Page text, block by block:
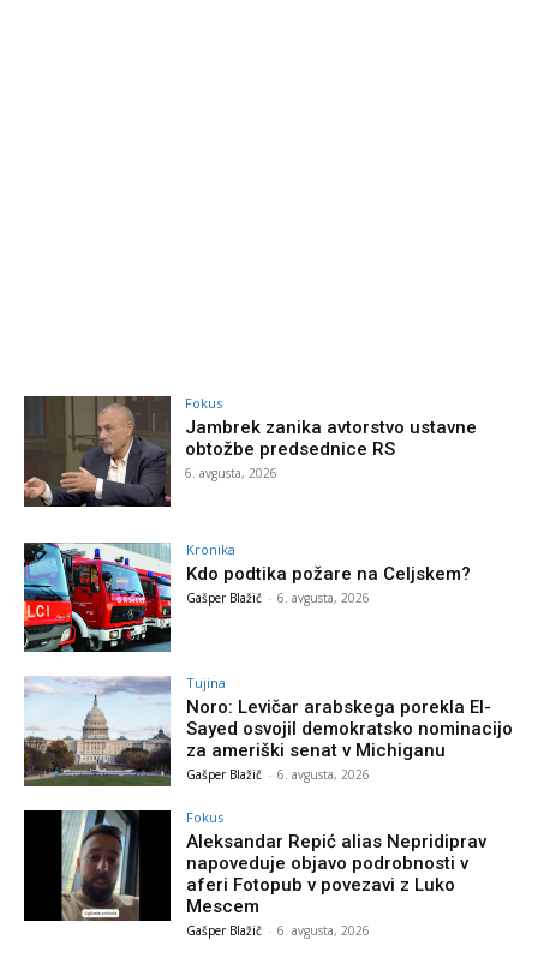
Fokus
Jambrek zanika avtorstvo ustavne
obtožbe predsednice RS
6. avgusta, 2026
Kronika
Kdo podtika požare na Celjskem?
Gašper Blažič - 6. avgusta, 2026
Tujina
Noro: Levičar arabskega porekla El-
Sayed osvojil demokratsko nominacijo
za ameriški senat v Michiganu
Gašper Blažič - 6. avgusta, 2026
Fokus
Aleksandar Repić alias Nepridiprav
napoveduje objavo podrobnosti v
aferi Fotopub v povezavi z Luko
Mescem
Gašper Blažič - 6. avgusta, 2026